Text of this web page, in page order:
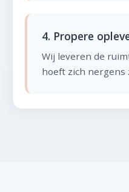
4. Propere
Wij leveren de
hoeft zich nergens